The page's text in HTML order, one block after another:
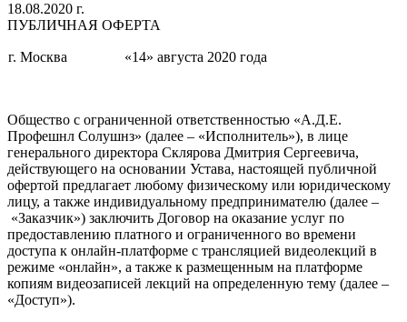
18.08.2020 г.
ПУБЛИЧНАЯ ОФЕРТА
г. Москва «14» августа 2020 года
Общество с ограниченной ответственностью «А.Д.Е.
Профешнл Солушнз» (далее – «Исполнитель»), в лице
генерального директора Склярова Дмитрия Сергеевича,
действующего на основании Устава, настоящей публичной
офертой предлагает любому физическому или юридическому
лицу, а также индивидуальному предпринимателю (далее –
«Заказчик») заключить Договор на оказание услуг по
предоставлению платного и ограниченного во времени
доступа к онлайн-платформе с трансляцией видеолекций в
режиме «онлайн», а также к размещенным на платформе
копиям видеозаписей лекций на определенную тему (далее –
«Доступ»).